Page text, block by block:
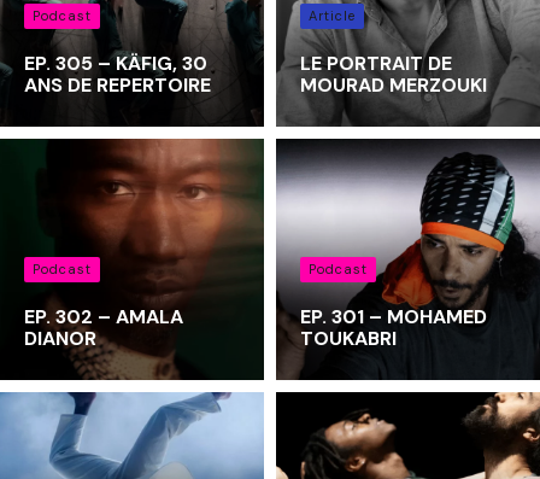
Podcast
EP. 305 – KÄFIG, 30
ANS DE REPERTOIRE
Article
LE PORTRAIT DE
MOURAD MERZOUKI
Podcast
EP. 302 – AMALA
DIANOR
Podcast
EP. 301 – MOHAMED
TOUKABRI